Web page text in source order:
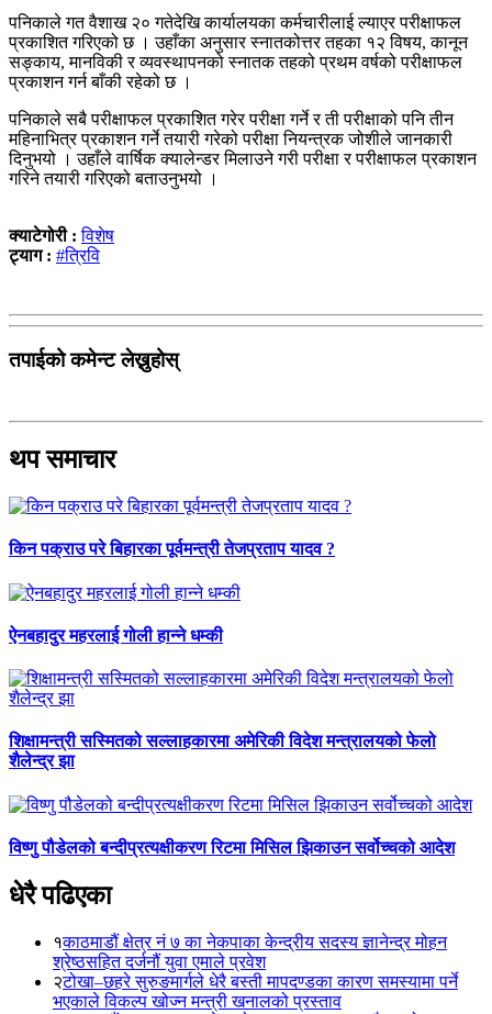
पनिकाले गत वैशाख २० गतेदेखि कार्यालयका कर्मचारीलाई ल्याएर परीक्षाफल
प्रकाशित गरिएको छ । उहाँका अनुसार स्नातकोत्तर तहका १२ विषय, कानून
सङ्काय, मानविकी र व्यवस्थापनको स्नातक तहको प्रथम वर्षको परीक्षाफल
प्रकाशन गर्न बाँकी रहेको छ ।
पनिकाले सबै परीक्षाफल प्रकाशित गरेर परीक्षा गर्ने र ती परीक्षाको पनि तीन
महिनाभित्र प्रकाशन गर्ने तयारी गरेको परीक्षा नियन्त्रक जोशीले जानकारी
दिनुभयो । उहाँले वार्षिक क्यालेन्डर मिलाउने गरी परीक्षा र परीक्षाफल प्रकाशन
गरिने तयारी गरिएको बताउनुभयो ।
क्याटेगोरी :विशेष
ट्याग : #त्रिवि
तपाईको कमेन्ट लेख्नुहोस्
थप समाचार
किन पक्राउ परे बिहारका पूर्वमन्त्री तेजप्रताप यादव ?
ऐनबहादुर महरलाई गोली हान्ने धम्की
शिक्षामन्त्री सस्मितको सल्लाहकारमा अमेरिकी विदेश मन्त्रालयको फेलो
शैलेन्द्र झा
विष्णु पौडेलको बन्दीप्रत्यक्षीकरण रिटमा मिसिल झिकाउन सर्वोच्चको आदेश
धेरै पढिएका
१काठमाडौं क्षेत्र नं ७ का नेकपाका केन्द्रीय सदस्य ज्ञानेन्द्र मोहन
श्रेष्ठसहित दर्जनौं युवा एमाले प्रवेश
२टोखा–छहरे सुरुङमार्गले धेरै बस्ती मापदण्डका कारण समस्यामा पर्ने
भएकाले विकल्प खोज्न मन्त्री खनालको प्रस्ताव